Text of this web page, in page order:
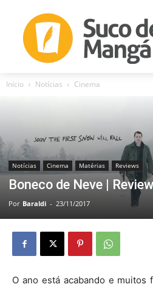
Início Notícias Cinema
Notícias Cinema Matérias Reviews
Boneco de Neve | Review
Por Baraldi - 23/11/2017
O ano está acabando e muitos